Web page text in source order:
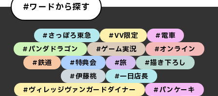
#ワードから探す
#さっぽろ東急 #VV限定
#電車
#パンダドラゴン
#ゲーム実況
#オンライン
#鉄道
#特典会 #旅
#描き下ろし
#伊藤桃
#一日店長
#ヴィレッジヴァンガードダイナー
#パンケーキ